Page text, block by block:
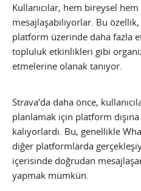
Kullanıcılar, hem bireysel
mesajlaşabiliyorlar. Bu özellik,
platform üzerinde daha fazla
topluluk etkinlikleri gibi
etmelerine olanak tanıyor.
Strava’da daha önce,
planlamak için platform
kalıyorlardı. Bu, genellikle
diğer platformlarda
içerisinde doğrudan
yapmak mümkün.